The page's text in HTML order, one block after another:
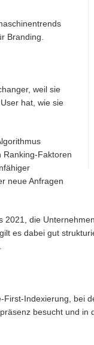
Branding.
weil sie
hat, wie sie
Ranking-Faktoren
neue Anfragen
2021, die
es dabei gut
Indexierung, bei
besucht und in